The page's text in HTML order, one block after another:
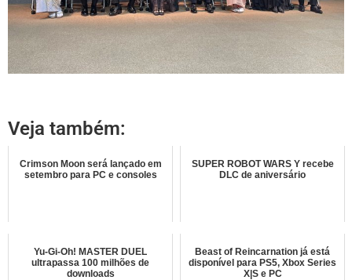
Veja também:
Crimson Moon será lançado em
setembro para PC e consoles
SUPER ROBOT WARS Y recebe
DLC de aniversário
Yu-Gi-Oh! MASTER DUEL
ultrapassa 100 milhões de
downloads
Beast of Reincarnation já está
disponível para PS5, Xbox Series
X|S e PC